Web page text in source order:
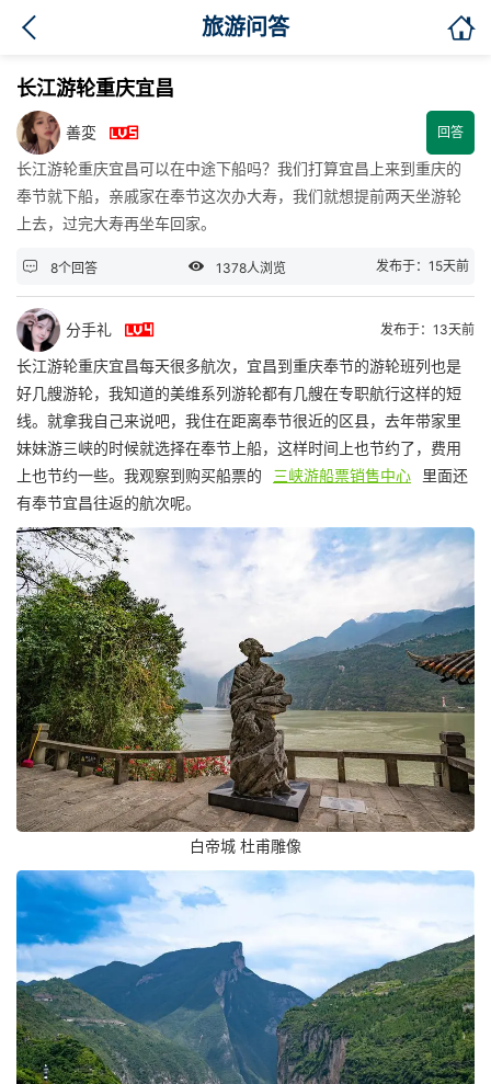
旅游问答 
长江游轮重庆宜昌
善変  回答
长江游轮重庆宜昌可以在中途下船吗？我们打算宜昌上来到重庆的
奉节就下船，亲戚家在奉节这次办大寿，我们就想提前两天坐游轮
上去，过完大寿再坐车回家。
 8个回答  1378人浏览 发布于：15天前
分手礼  发布于：13天前
长江游轮重庆宜昌每天很多航次，宜昌到重庆奉节的游轮班列也是
好几艘游轮，我知道的美维系列游轮都有几艘在专职航行这样的短
线。就拿我自己来说吧，我住在距离奉节很近的区县，去年带家里
妹妹游三峡的时候就选择在奉节上船，这样时间上也节约了，费用
上也节约一些。我观察到购买船票的
三峡游船票销售中心
里面还
有奉节宜昌往返的航次呢。
白帝城 杜甫雕像